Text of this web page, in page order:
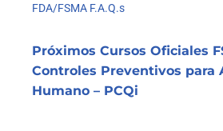
FDA/FSMA F.A.Q.s
Próximos Cursos Oficiales
Controles Preventivos para
Humano – PCQi